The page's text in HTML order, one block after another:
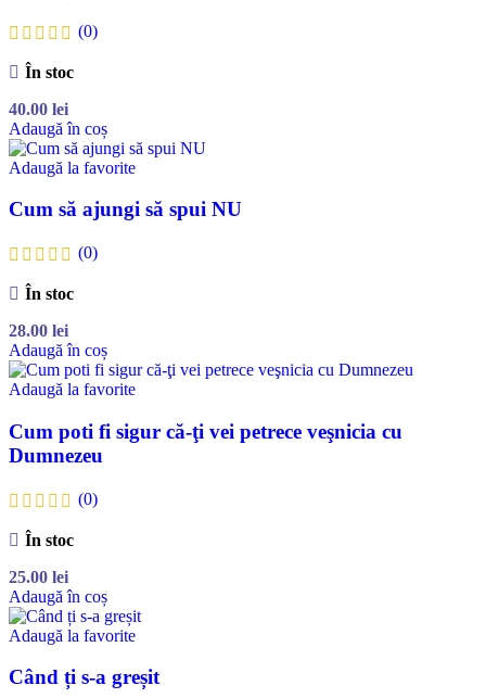
(0)
În stoc
40.00 lei
Adaugă în coș
Adaugă la favorite
Cum să ajungi să spui NU
(0)
În stoc
28.00 lei
Adaugă în coș
Adaugă la favorite
Cum poti fi sigur că-ţi vei petrece veşnicia cu
Dumnezeu
(0)
În stoc
25.00 lei
Adaugă în coș
Adaugă la favorite
Când ți s-a greșit